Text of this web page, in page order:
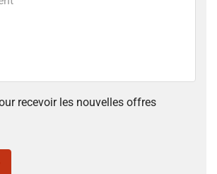
recevoir les nouvelles offres